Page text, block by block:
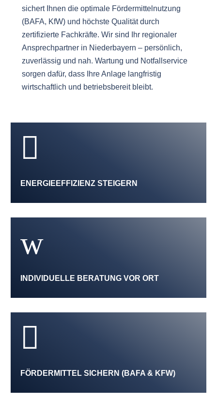
sichert Ihnen die optimale Fördermittelnutzung
(BAFA, KfW) und höchste Qualität durch
zertifizierte Fachkräfte. Wir sind Ihr regionaler
Ansprechpartner in Niederbayern – persönlich,
zuverlässig und nah. Wartung und Notfallservice
sorgen dafür, dass Ihre Anlage langfristig
wirtschaftlich und betriebsbereit bleibt.

ENERGIEEFFIZIENZ STEIGERN
w
INDIVIDUELLE BERATUNG VOR ORT

FÖRDERMITTEL SICHERN (BAFA & KFW)